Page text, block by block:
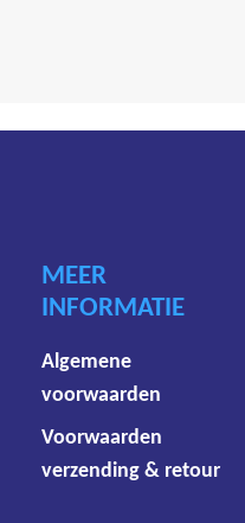
MEER
INFORMATIE
Algemene
voorwaarden
Voorwaarden
verzending & retour